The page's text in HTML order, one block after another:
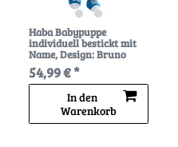
Haba Babypuppe
individuell bestickt mit
Name, Design: Bruno
54,99 € *
In den
Warenkorb